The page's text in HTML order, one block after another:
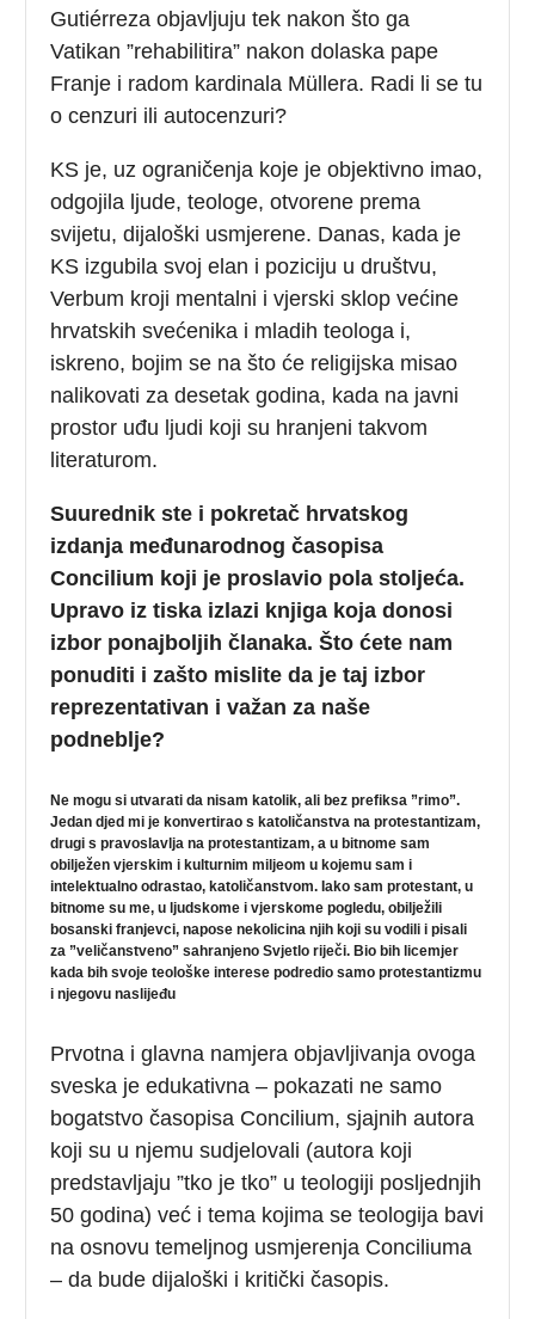
Gutiérreza objavljuju tek nakon što ga
Vatikan ”rehabilitira” nakon dolaska pape
Franje i radom kardinala Müllera. Radi li se tu
o cenzuri ili autocenzuri?
KS je, uz ograničenja koje je objektivno imao,
odgojila ljude, teologe, otvorene prema
svijetu, dijaloški usmjerene. Danas, kada je
KS izgubila svoj elan i poziciju u društvu,
Verbum kroji mentalni i vjerski sklop većine
hrvatskih svećenika i mladih teologa i,
iskreno, bojim se na što će religijska misao
nalikovati za desetak godina, kada na javni
prostor uđu ljudi koji su hranjeni takvom
literaturom.
Suurednik ste i pokretač hrvatskog
izdanja međunarodnog časopisa
Concilium koji je proslavio pola stoljeća.
Upravo iz tiska izlazi knjiga koja donosi
izbor ponajboljih članaka. Što ćete nam
ponuditi i zašto mislite da je taj izbor
reprezentativan i važan za naše
podneblje?
Ne mogu si utvarati da nisam katolik, ali bez prefiksa ”rimo”.
Jedan djed mi je konvertirao s katoličanstva na protestantizam,
drugi s pravoslavlja na protestantizam, a u bitnome sam
obilježen vjerskim i kulturnim miljeom u kojemu sam i
intelektualno odrastao, katoličanstvom. Iako sam protestant, u
bitnome su me, u ljudskome i vjerskome pogledu, obilježili
bosanski franjevci, napose nekolicina njih koji su vodili i pisali
za ”veličanstveno” sahranjeno Svjetlo riječi. Bio bih licemjer
kada bih svoje teološke interese podredio samo protestantizmu
i njegovu naslijeđu
Prvotna i glavna namjera objavljivanja ovoga
sveska je edukativna – pokazati ne samo
bogatstvo časopisa Concilium, sjajnih autora
koji su u njemu sudjelovali (autora koji
predstavljaju ”tko je tko” u teologiji posljednjih
50 godina) već i tema kojima se teologija bavi
na osnovu temeljnog usmjerenja Conciliuma
– da bude dijaloški i kritički časopis.